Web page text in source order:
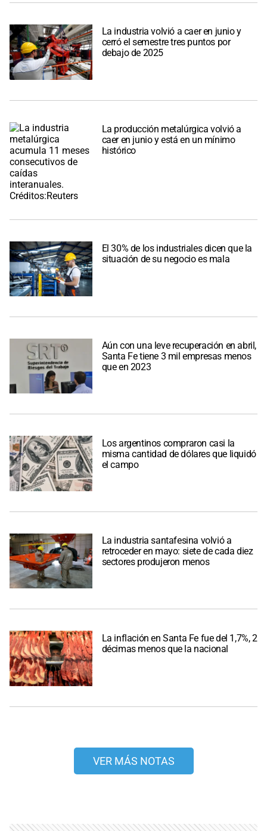
La industria volvió a caer en junio y
cerró el semestre tres puntos por
debajo de 2025
La producción metalúrgica volvió a
caer en junio y está en un mínimo
histórico
El 30% de los industriales dicen que la
situación de su negocio es mala
Aún con una leve recuperación en abril,
Santa Fe tiene 3 mil empresas menos
que en 2023
Los argentinos compraron casi la
misma cantidad de dólares que liquidó
el campo
La industria santafesina volvió a
retroceder en mayo: siete de cada diez
sectores produjeron menos
La inflación en Santa Fe fue del 1,7%, 2
décimas menos que la nacional
VER MÁS NOTAS